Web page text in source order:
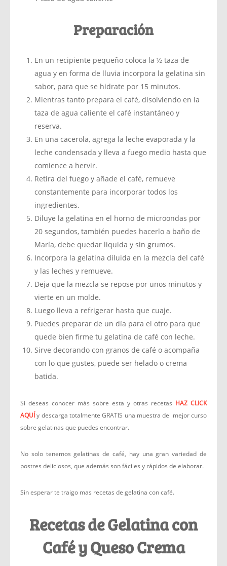
Preparación
En un recipiente pequeño coloca la ½ taza de
agua y en forma de lluvia incorpora la gelatina sin
sabor, para que se hidrate por 15 minutos.
Mientras tanto prepara el café, disolviendo en la
taza de agua caliente el café instantáneo y
reserva.
En una cacerola, agrega la leche evaporada y la
leche condensada y lleva a fuego medio hasta que
comience a hervir.
Retira del fuego y añade el café, remueve
constantemente para incorporar todos los
ingredientes.
Diluye la gelatina en el horno de microondas por
20 segundos, también puedes hacerlo a baño de
María, debe quedar liquida y sin grumos.
Incorpora la gelatina diluida en la mezcla del café
y las leches y remueve.
Deja que la mezcla se repose por unos minutos y
vierte en un molde.
Luego lleva a refrigerar hasta que cuaje.
Puedes preparar de un día para el otro para que
quede bien firme tu gelatina de café con leche.
Sirve decorando con granos de café o acompaña
con lo que gustes, puede ser helado o crema
batida.
Si deseas conocer más sobre esta y otras recetas HAZ CLICK
AQUÍy descarga totalmente GRATIS una muestra del mejor curso
sobre gelatinas que puedes encontrar.
No solo tenemos gelatinas de café, hay una gran variedad de
postres deliciosos, que además son fáciles y rápidos de elaborar.
Sin esperar te traigo mas recetas de gelatina con café.
Recetas de Gelatina con
Café y Queso Crema